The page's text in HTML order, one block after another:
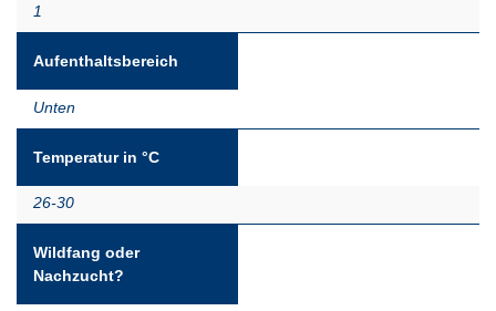
1
Aufenthaltsbereich
Unten
Temperatur in °C
26-30
Wildfang oder
Nachzucht?